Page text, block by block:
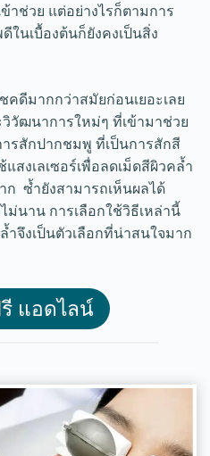
าช่วย แต่อย่างไรก็ตามการ
ในเบื้องต้นก็ยังคงเป็นสิ่ง
คดีมากกว่าสมัยก่อนเยอะเลย
วัฒนาการใหม่ๆ ที่เข้ามาช่วย
รสักปากชมพู ที่เป็นการสักสี
สงเลเซอร์เพื่อลดเม็ดสีผิวคล้ำ
ก ซ้ำยังสามารถเห็นผลได้
ม่นาน การเลือกใช้วิธีเหล่านี้
จึงเป็นตัวเลือกที่น่าสนใจมาก
แอดไลน์